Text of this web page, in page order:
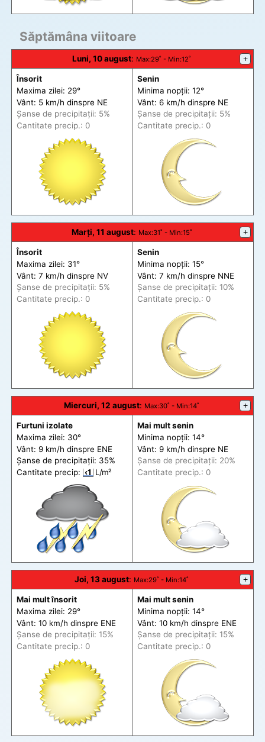
Săptămâna viitoare
Luni, 10 august: Max:29˚ - Min:12˚ +
Însorit
Maxima zilei: 29°
Vânt: 5 km/h dinspre NE
Șanse de precipitații: 5%
Cantitate precip.: 0
Senin
Minima nopții: 12°
Vânt: 6 km/h dinspre NE
Șanse de precipitații: 5%
Cantitate precip.: 0
Marți, 11 august: Max:31˚ - Min:15˚ +
Însorit
Maxima zilei: 31°
Vânt: 7 km/h dinspre NV
Șanse de precipitații: 5%
Cantitate precip.: 0
Senin
Minima nopții: 15°
Vânt: 7 km/h dinspre NNE
Șanse de precipitații: 10%
Cantitate precip.: 0
Miercuri, 12 august: Max:30˚ - Min:14˚ +
Furtuni izolate
Maxima zilei: 30°
Vânt: 9 km/h dinspre ENE
Șanse de precipitații: 35%
Cantitate precip: ‹1 L/m²
Mai mult senin
Minima nopții: 14°
Vânt: 9 km/h dinspre NE
Șanse de precipitații: 20%
Cantitate precip.: 0
Joi, 13 august: Max:29˚ - Min:14˚ +
Mai mult însorit
Maxima zilei: 29°
Vânt: 10 km/h dinspre ENE
Șanse de precipitații: 15%
Cantitate precip.: 0
Mai mult senin
Minima nopții: 14°
Vânt: 10 km/h dinspre ENE
Șanse de precipitații: 15%
Cantitate precip.: 0